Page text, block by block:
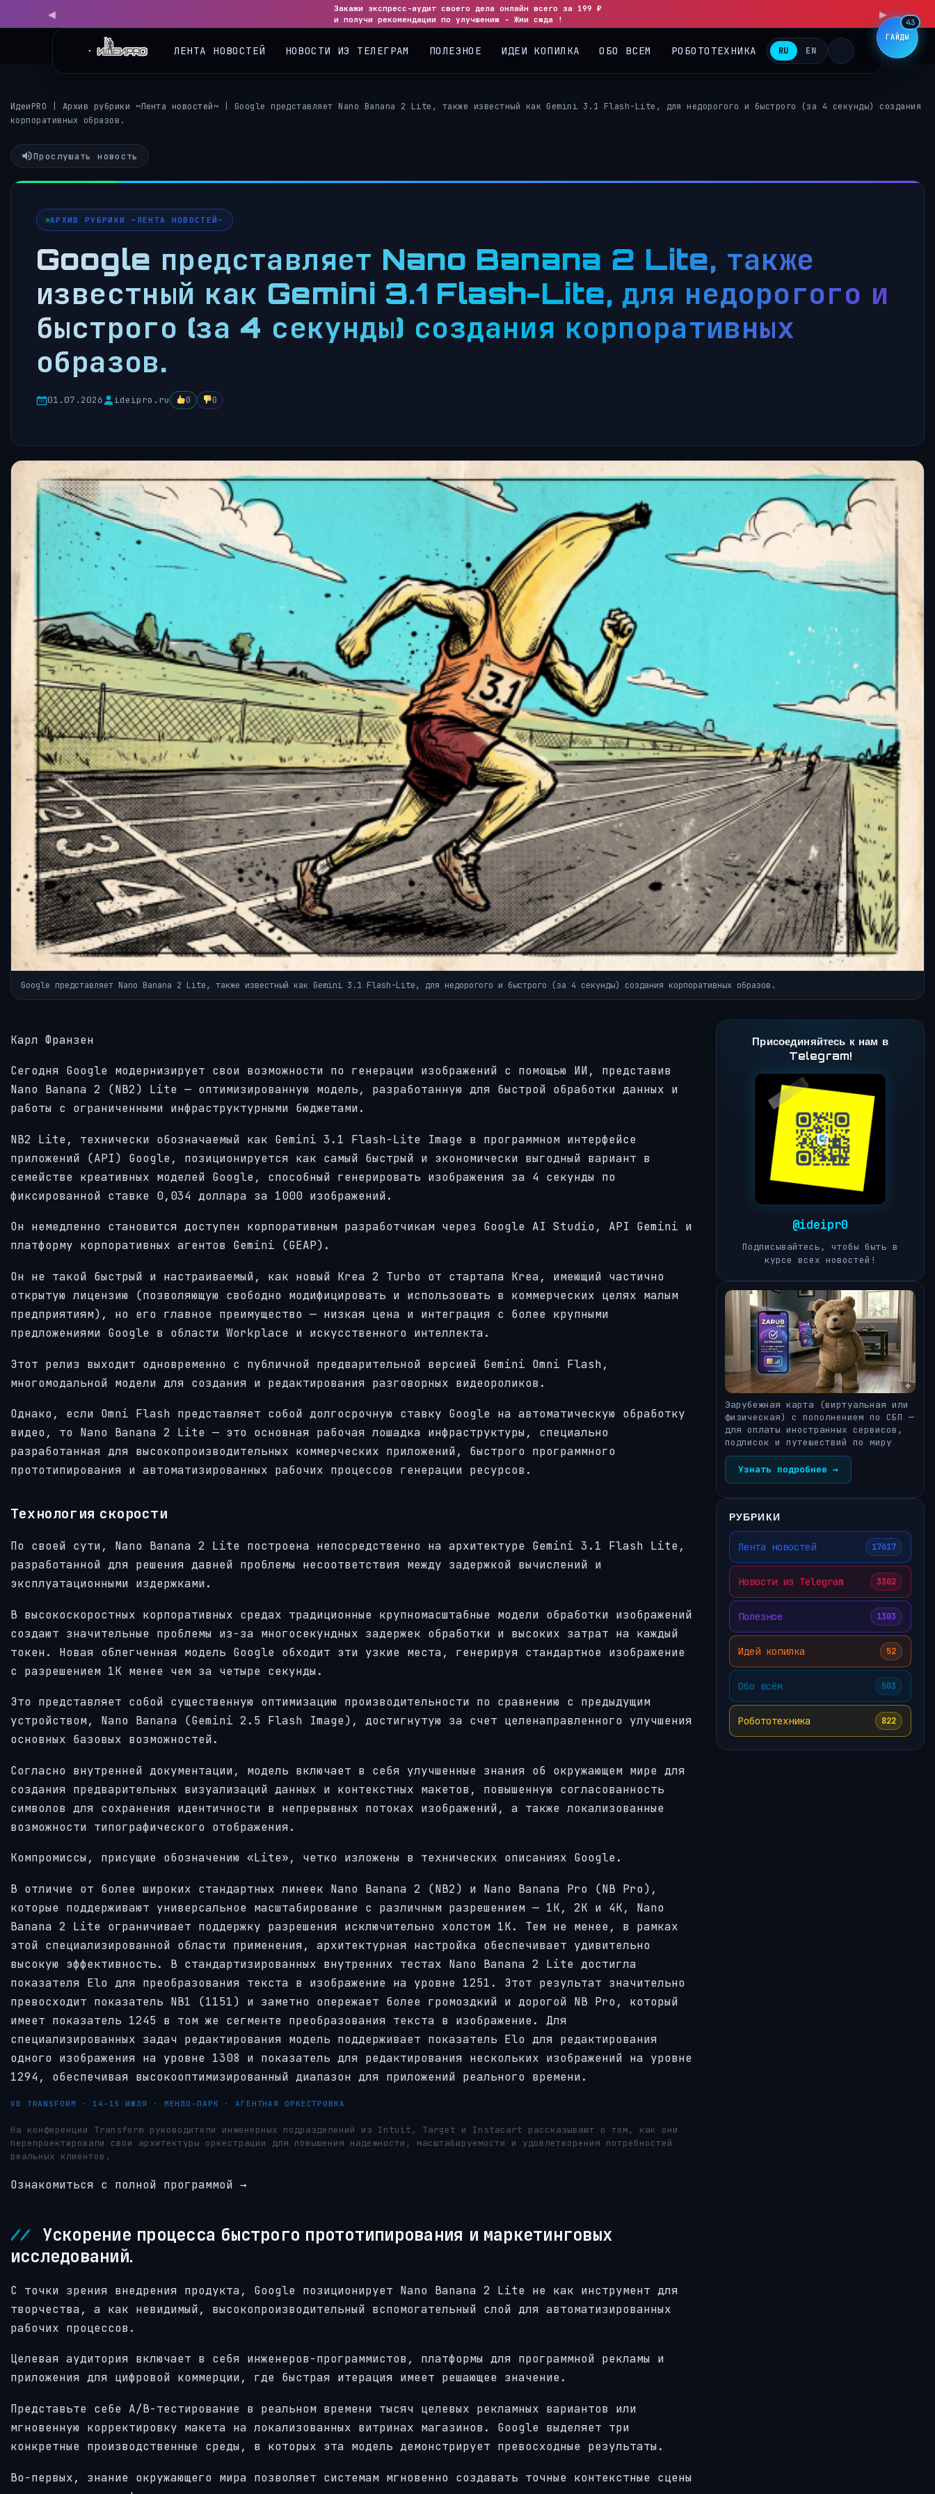
◀
Закажи экспресс-аудит своего дела онлайн всего за 199 ₽
и получи рекомендации по улучшению - Жми сюда !
▶
RU EN
ИдеиPRO Архив рубрики ~Лента новостей~
Google представляет Nano Banana 2 Lite, также известный как Gemini 3.1 Flash-Lite, для недорогого и быстрого (за 4 секунды) создания
корпоративных образов.
Прослушать новость
АРХИВ РУБРИКИ ~ЛЕНТА НОВОСТЕЙ~
Google представляет Nano Banana 2 Lite, также
известный как Gemini 3.1 Flash-Lite, для недорогого и
быстрого (за 4 секунды) создания корпоративных
образов.
01.07.2026 ideipro.ru 0 0
Google представляет Nano Banana 2 Lite, также известный как Gemini 3.1 Flash-Lite, для недорогого и быстрого (за 4 секунды) создания корпоративных образов.
Карл Франзен
Сегодня Google модернизирует свои возможности по генерации изображений с помощью ИИ, представив
Nano Banana 2 (NB2) Lite — оптимизированную модель, разработанную для быстрой обработки данных и
работы с ограниченными инфраструктурными бюджетами.
NB2 Lite, технически обозначаемый как Gemini 3.1 Flash-Lite Image в программном интерфейсе
приложений (API) Google, позиционируется как самый быстрый и экономически выгодный вариант в
семействе креативных моделей Google, способный генерировать изображения за 4 секунды по
фиксированной ставке 0,034 доллара за 1000 изображений.
Он немедленно становится доступен корпоративным разработчикам через Google AI Studio, API Gemini и
платформу корпоративных агентов Gemini (GEAP).
Он не такой быстрый и настраиваемый, как новый Krea 2 Turbo от стартапа Krea, имеющий частично
открытую лицензию (позволяющую свободно модифицировать и использовать в коммерческих целях малым
предприятиям), но его главное преимущество — низкая цена и интеграция с более крупными
предложениями Google в области Workplace и искусственного интеллекта.
Этот релиз выходит одновременно с публичной предварительной версией Gemini Omni Flash,
многомодальной модели для создания и редактирования разговорных видеороликов.
Однако, если Omni Flash представляет собой долгосрочную ставку Google на автоматическую обработку
видео, то Nano Banana 2 Lite — это основная рабочая лошадка инфраструктуры, специально
разработанная для высокопроизводительных коммерческих приложений, быстрого программного
прототипирования и автоматизированных рабочих процессов генерации ресурсов.
Технология скорости
По своей сути, Nano Banana 2 Lite построена непосредственно на архитектуре Gemini 3.1 Flash Lite,
разработанной для решения давней проблемы несоответствия между задержкой вычислений и
эксплуатационными издержками.
В высокоскоростных корпоративных средах традиционные крупномасштабные модели обработки изображений
создают значительные проблемы из-за многосекундных задержек обработки и высоких затрат на каждый
токен. Новая облегченная модель Google обходит эти узкие места, генерируя стандартное изображение
с разрешением 1K менее чем за четыре секунды.
Это представляет собой существенную оптимизацию производительности по сравнению с предыдущим
устройством, Nano Banana (Gemini 2.5 Flash Image), достигнутую за счет целенаправленного улучшения
основных базовых возможностей.
Согласно внутренней документации, модель включает в себя улучшенные знания об окружающем мире для
создания предварительных визуализаций данных и контекстных макетов, повышенную согласованность
символов для сохранения идентичности в непрерывных потоках изображений, а также локализованные
возможности типографического отображения.
Компромиссы, присущие обозначению «Lite», четко изложены в технических описаниях Google.
В отличие от более широких стандартных линеек Nano Banana 2 (NB2) и Nano Banana Pro (NB Pro),
которые поддерживают универсальное масштабирование с различным разрешением — 1K, 2K и 4K, Nano
Banana 2 Lite ограничивает поддержку разрешения исключительно холстом 1K. Тем не менее, в рамках
этой специализированной области применения, архитектурная настройка обеспечивает удивительно
высокую эффективность. В стандартизированных внутренних тестах Nano Banana 2 Lite достигла
показателя Elo для преобразования текста в изображение на уровне 1251. Этот результат значительно
превосходит показатель NB1 (1151) и заметно опережает более громоздкий и дорогой NB Pro, который
имеет показатель 1245 в том же сегменте преобразования текста в изображение. Для
специализированных задач редактирования модель поддерживает показатель Elo для редактирования
одного изображения на уровне 1308 и показатель для редактирования нескольких изображений на уровне
1294, обеспечивая высокооптимизированный диапазон для приложений реального времени.
VB TRANSFORM · 14–15 ИЮЛЯ · МЕНЛО-ПАРК · АГЕНТНАЯ ОРКЕСТРОВКА
На конференции Transform руководители инженерных подразделений из Intuit, Target и Instacart рассказывают о том, как они
перепроектировали свои архитектуры оркестрации для повышения надежности, масштабируемости и удовлетворения потребностей
реальных клиентов.
Ознакомиться с полной программой →
Ускорение процесса быстрого прототипирования и маркетинговых
исследований.
С точки зрения внедрения продукта, Google позиционирует Nano Banana 2 Lite не как инструмент для
творчества, а как невидимый, высокопроизводительный вспомогательный слой для автоматизированных
рабочих процессов.
Целевая аудитория включает в себя инженеров-программистов, платформы для программной рекламы и
приложения для цифровой коммерции, где быстрая итерация имеет решающее значение.
Представьте себе A/B-тестирование в реальном времени тысяч целевых рекламных вариантов или
мгновенную корректировку макета на локализованных витринах магазинов. Google выделяет три
конкретные производственные среды, в которых эта модель демонстрирует превосходные результаты.
Во-первых, знание окружающего мира позволяет системам мгновенно создавать точные контекстные сцены
Присоединяйтесь к нам в
Telegram!
@ideipr0
Подписывайтесь, чтобы быть в
курсе всех новостей!
Зарубежная карта (виртуальная или
физическая) с пополнением по СБП —
для оплаты иностранных сервисов,
подписок и путешествий по миру
Узнать подробнее →
РУБРИКИ
Лента новостей 17617
Новости из Telegram 3302
Полезное 1303
Идей копилка 52
Обо всём 503
Робототехника 822
ГАЙДЫ
43